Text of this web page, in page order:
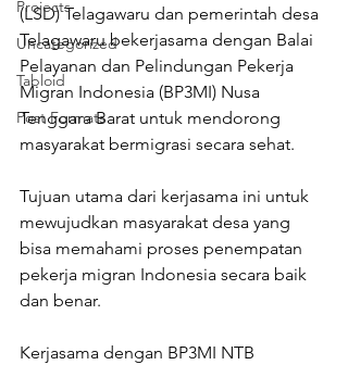
Projects
Uncategorized
Tabloid
Post Formats
(LSD) Telagawaru dan pemerintah desa
Telagawaru bekerjasama dengan Balai
Pelayanan dan Pelindungan Pekerja
Migran Indonesia (BP3MI) Nusa
Tenggara Barat untuk mendorong
masyarakat bermigrasi secara sehat.
Tujuan utama dari kerjasama ini untuk
mewujudkan masyarakat desa yang
bisa memahami proses penempatan
pekerja migran Indonesia secara baik
dan benar.
Kerjasama dengan BP3MI NTB